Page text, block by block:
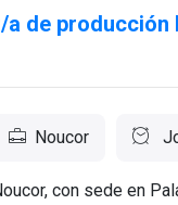
de producción
Noucor
con sede en